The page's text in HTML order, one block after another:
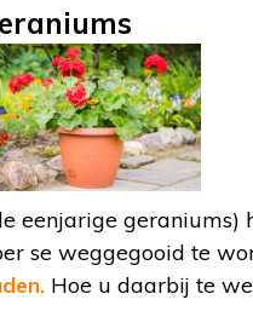
eenjarige geraniums)
se weggegooid te
Hoe u daarbij te